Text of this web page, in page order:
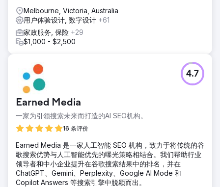
Melbourne, Victoria, Australia
用户体验设计, 数字设计 +61
家政服务, 保险 +29
$1,000 - $2,500
Earned Media
一家为引领搜索未来而打造的AI SEO机构。
16 条评价
4.7
Earned Media 是一家人工智能 SEO 机构，致力于将传统的谷
歌搜索优势与人工智能优先的曝光策略相结合。我们帮助行业
领导者和中小企业提升在谷歌搜索结果中的排名，并在
ChatGPT、Gemini、Perplexity、Google AI Mode 和
Copilot Answers 等搜索引擎中脱颖而出。